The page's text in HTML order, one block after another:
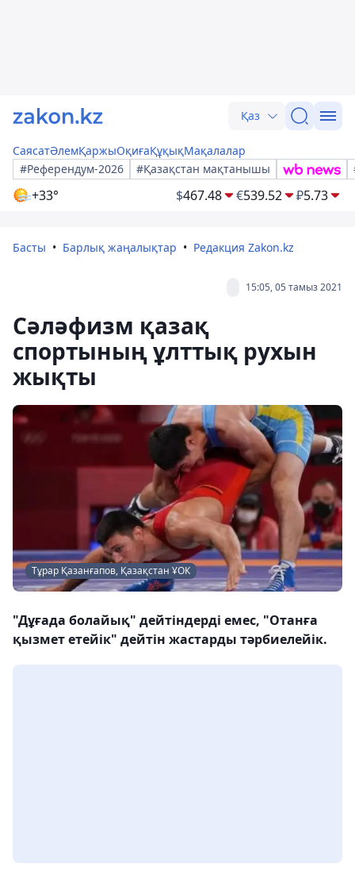
Қаз
СаясатӘлемҚаржыОқиғаҚұқықМақалалар
#Референдум-2026
#Қазақстан мақтанышы
+33° $467.48 €539.52 ₽5.73
Басты Барлық жаңалықтар Редакция Zakon.kz
15:05, 05 тамыз 2021
Cәләфизм қазақ
спортының ұлттық рухын
жықты
Тұрар Қазанғапов, Қазақстан ҰОК
"Дұғада болайық" дейтіндерді емес, "Отанға
қызмет етейік" дейтін жастарды тәрбиелейік.